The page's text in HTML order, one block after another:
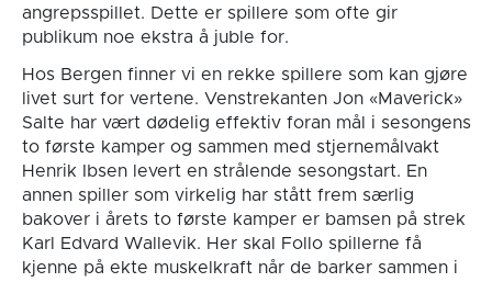
angrepsspillet. Dette er spillere som ofte gir
publikum noe ekstra å juble for.
Hos Bergen finner vi en rekke spillere som kan gjøre
livet surt for vertene. Venstrekanten Jon «Maverick»
Salte har vært dødelig effektiv foran mål i sesongens
to første kamper og sammen med stjernemålvakt
Henrik Ibsen levert en strålende sesongstart. En
annen spiller som virkelig har stått frem særlig
bakover i årets to første kamper er bamsen på strek
Karl Edvard Wallevik. Her skal Follo spillerne få
kjenne på ekte muskelkraft når de barker sammen i